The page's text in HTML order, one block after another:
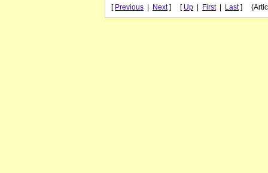
[ Previous Next] [ Up First| Last]